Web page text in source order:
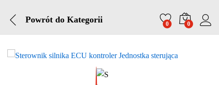
Powrót do Kategorii 0 0